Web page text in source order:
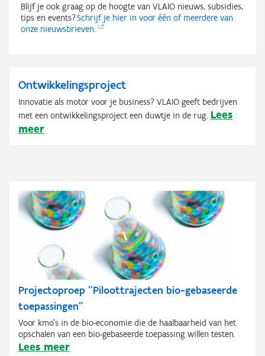
Blijf je ook graag op de hoogte van VLAIO nieuws, subsidies,
tips en events?Schrijf je hier in voor één of meerdere van
onze nieuwsbrieven.
Ontwikkelingsproject
Innovatie als motor voor je business? VLAIO geeft bedrijven
met een ontwikkelingsproject een duwtje in de rug. Lees
meer
Projectoproep "Piloottrajecten bio-gebaseerde
toepassingen"
Voor kmo’s in de bio-economie die de haalbaarheid van het
opschalen van een bio-gebaseerde toepassing willen testen.
Lees meer